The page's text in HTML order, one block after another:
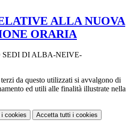
ALLA NUOVA
ORARIA
SEDI DI ALBA-NEIVE-
da questo utilizzati si avvalgono di
ed utili alle finalità illustrate nella
i cookies Accetta tutti i cookies